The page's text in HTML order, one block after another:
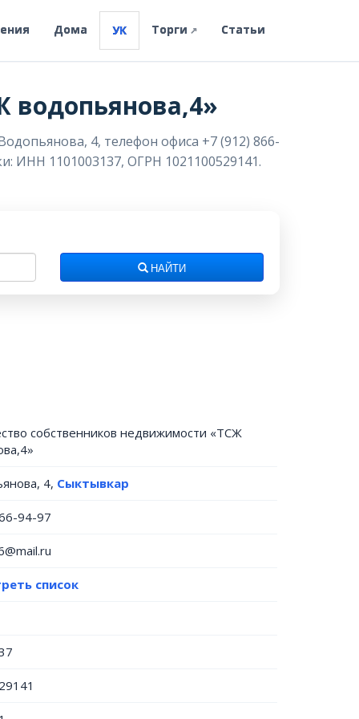
Дома УК Торги ↗ Статьи
водопьянова,4»
4, телефон офиса +7 (912) 866-
ИНН 1101003137, ОГРН 1021100529141.
НАЙТИ
собственников недвижимости «ТСЖ
4, Сыктывкар
94-97
список